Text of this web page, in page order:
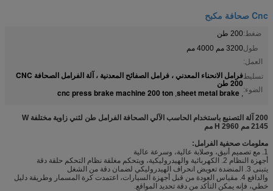
Cnc صحافة مكبح
ضغط:200 طن
طول
العمل:
3200 مم 4000 مم
تسليط
الضوء:
فرامل الانحناء المعدني ، فرامل الصفائح المعدنية ، آلة الفرامل الصحافة CNC
200 طن
,
sheet metal brake
,
cnc press brake machine 200 ton
200 آلة التصنيع باستخدام الحاسب الآلي الصحافة الفرامل طن لثني زاوية مختلفة W
2145 مم H 2960 مم
معلومات صحفية الفرامل:
1. مع تصميم أنيق، وصلابة عالية، وسرعة عالية
أجهزة النظام 2. الكهربائية والهيدروليكية، ويتحكم مغلقة نظام التحكم حلقة دقة
يتبنى 3. المنضدة تعويض انحراف الهيدروليكي لضمان دقة من الشغل
والدافع 4. مقياس العودة من قبل أجهزة السيارات، اعتمدت كرة المسمار وطريقة دليل
خطي، فإنه يمكن التأكد من دقة تحديد المواقع.